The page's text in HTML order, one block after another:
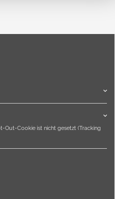
Out-Cookie ist nicht gesetzt (Tracking